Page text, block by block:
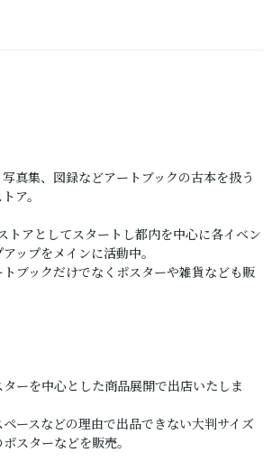
真集、図録などアートブックの古本を扱う
ア。
トアとしてスタートし都内を中心に各イベン
ップをメインに活動中。
ブックだけでなくポスターや雑貨なども販
ーを中心とした商品展開で出店いたしま
ースなどの理由で出品できない大判サイズ
スターなどを販売。